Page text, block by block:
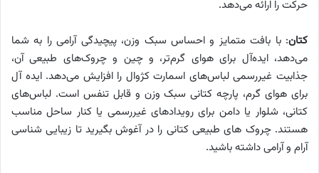
حرکت را ارائه می‌دهد.
کتان: با بافت متمایز و احساس سبک وزن، پیچیدگی آرامی را به شما
می‌دهد، ایده‌آل برای هوای گرم‌تر، و چین و چروک‌های طبیعی آن،
جذابیت غیررسمی لباس‌های اسمارت کژوال را افزایش می‌دهد. ایده آل
برای هوای گرم، پارچه کتانی سبک وزن و قابل تنفس است. لباس‌های
کتانی، شلوار یا دامن برای رویدادهای غیررسمی یا کنار ساحل مناسب
هستند. چروک های طبیعی کتانی را در آغوش بگیرید تا زیبایی شناسی
آرام و آرامی داشته باشید.